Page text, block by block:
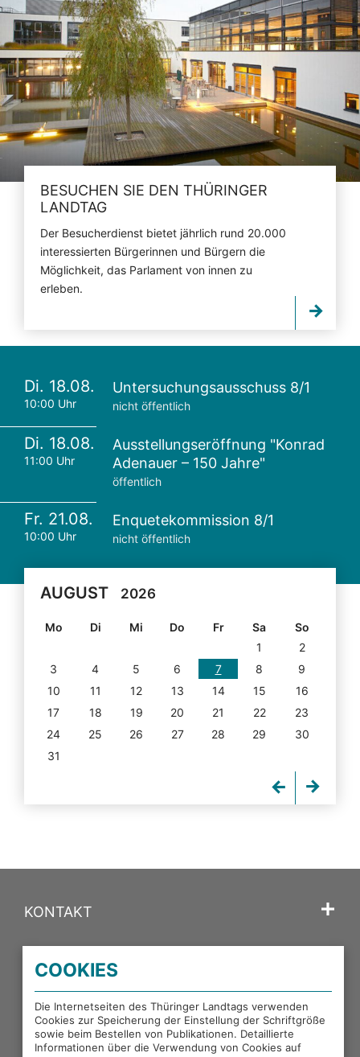
BESUCHEN SIE DEN THÜRINGER
LANDTAG
Der Besucherdienst bietet jährlich rund 20.000
interessierten Bürgerinnen und Bürgern die
Möglichkeit, das Parlament von innen zu
erleben.
Di. 18.08.
10:00 Uhr
Untersuchungsausschuss 8/1
nicht öffentlich
Di. 18.08.
11:00 Uhr
Ausstellungseröffnung "Konrad
Adenauer – 150 Jahre"
öffentlich
Fr. 21.08.
10:00 Uhr
Enquetekommission 8/1
nicht öffentlich
AUGUST 2026
Mo Di Mi Do Fr Sa
So
1
2
3
4 5 6 7 8
9
10
11 12 13 14 15
16
17
18 19 20 21 22
23
24
25 26 27 28 29
30
31
KONTAKT
PORTALE DES THÜRINGER LANDTAGS
EXTERNE LINKS
COOKIES
Die Internetseiten des Thüringer Landtags verwenden
Cookies zur Speicherung der Einstellung der Schriftgröße
sowie beim Bestellen von Publikationen. Detaillierte
Informationen über die Verwendung von Cookies auf